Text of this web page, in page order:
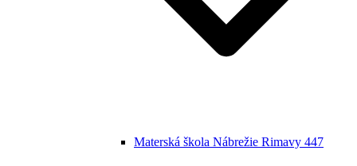
Materská škola Nábrežie Rimavy 447